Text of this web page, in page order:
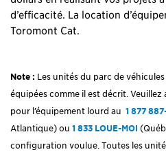
d’efficacité. La location
Toromont Cat.
Note : Les unités du parc de
équipées comme il est décrit. Veuillez
pour l’équipement lourd au 1 877
Atlantique)ou 1 833 LOUE-MOI
configuration voulue. Toutes les